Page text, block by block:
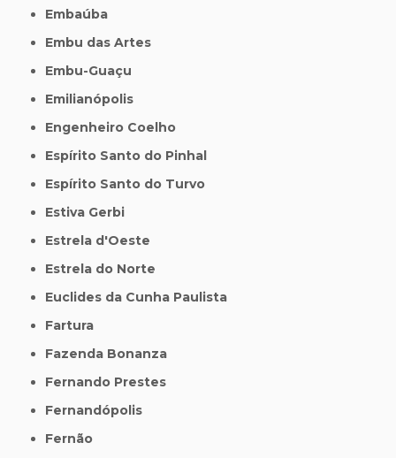
Embaúba
Embu das Artes
Embu-Guaçu
Emilianópolis
Engenheiro Coelho
Espírito Santo do Pinhal
Espírito Santo do Turvo
Estiva Gerbi
Estrela d'Oeste
Estrela do Norte
Euclides da Cunha Paulista
Fartura
Fazenda Bonanza
Fernando Prestes
Fernandópolis
Fernão